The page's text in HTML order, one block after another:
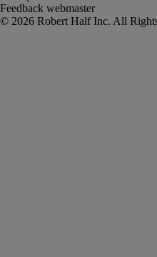
Feedback webmaster